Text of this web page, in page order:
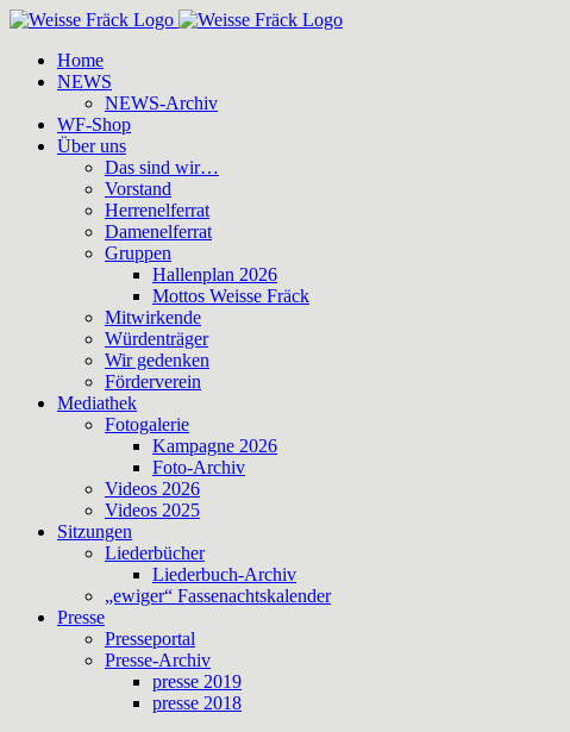
Zum
springenHome
NEWS
NEWS-Archiv
WF-Shop
Über uns
Das sind wir…
Vorstand
Herrenelferrat
Damenelferrat
Gruppen
Hallenplan 2026
Mottos Weisse Fräck
Mitwirkende
Würdenträger
Wir gedenken
Förderverein
Mediathek
Fotogalerie
Kampagne 2026
Foto-Archiv
Videos 2026
Videos 2025
Sitzungen
Liederbücher
Liederbuch-Archiv
„ewiger“ Fassenachtskalender
Presse
Presseportal
Presse-Archiv
presse 2019
presse 2018